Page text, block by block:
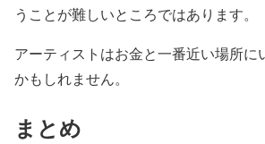
うことが難しいところではあります。
アーティストはお金と一番近い場所に
かもしれません。
まとめ